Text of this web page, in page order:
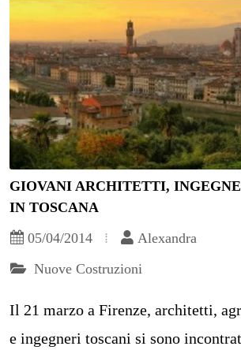
GIOVANI ARCHITETTI,
IN TOSCANA
05/04/2014
Alexandra
Nuove Costruzioni
Il 21 marzo a Firenze, architetti,
e ingegneri toscani si sono